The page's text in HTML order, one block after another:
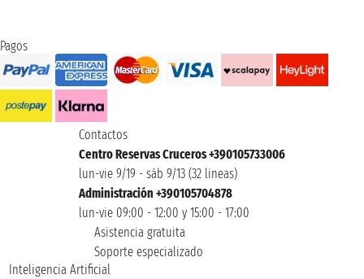
Pagos
Contactos
Centro Reservas Cruceros +390105733006
lun-vie 9/19 - sáb 9/13 (32 lineas)
Administración +390105704878
lun-vie 09:00 - 12:00 y 15:00 - 17:00
Asistencia gratuita
Soporte especializado
Inteligencia Artificial